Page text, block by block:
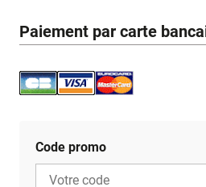
Paiement par carte
Code promo